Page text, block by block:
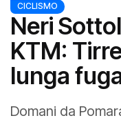
CICLISMO
Neri
KTM:
lunga
Domani da